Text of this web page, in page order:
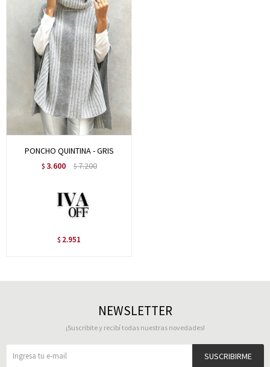
PONCHO QUINTINA - GRIS
$ 3.600 $7.200
$ 2.951
NEWSLETTER
¡Suscribite y recibí todas nuestras novedades!
SUSCRIBIRME